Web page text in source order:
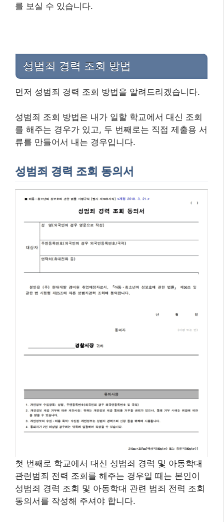
를 보실 수 있습니다.
성범죄 경력 조회 방법
먼저 성범죄 경력 조회 방법을 알려드리겠습니다.
성범죄 조회 방법은 내가 일할 학교에서 대신 조회
를 해주는 경우가 있고, 두 번째로는 직접 제출용 서
류를 만들어서 내는 경우입니다.
성범죄 경력 조회 동의서
첫 번째로 학교에서 대신 성범죄 경력 및 아동학대
관련범죄 전력 조회를 해주는 경우일 때는 본인이
성범죄 경력 조회 및 아동학대 관련 범죄 전력 조회
동의서를 작성해 주셔야 합니다.